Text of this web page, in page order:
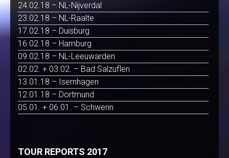
24.02.18 – NL-Nijverdal
23.02.18 – NL-Raalte
17.02.18 – Duisburg
16.02.18 – Hamburg
09.02.18 – NL-Leeuwarden
02.02. + 03.02. – Bad Salzuflen
13.01.18 – Isernhagen
12.01.18 – Dortmund
05.01. + 06.01. – Schwerin
TOUR REPORTS 2017